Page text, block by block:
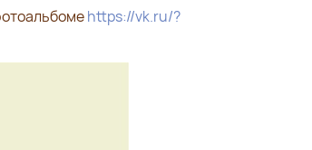
https://vk.ru/?